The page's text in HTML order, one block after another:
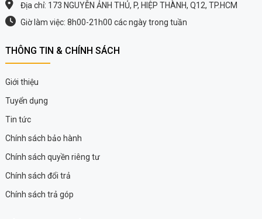
Địa chỉ: 173 NGUYỄN ẢNH THỦ, P, HIỆP THÀNH, Q12, TP.HCM
Giờ làm việc: 8h00-21h00 các ngày trong tuần
THÔNG TIN & CHÍNH SÁCH
Giới thiệu
Tuyển dụng
Tin tức
Chính sách bảo hành
Chính sách quyền riêng tư
Chính sách đổi trả
Chính sách trả góp